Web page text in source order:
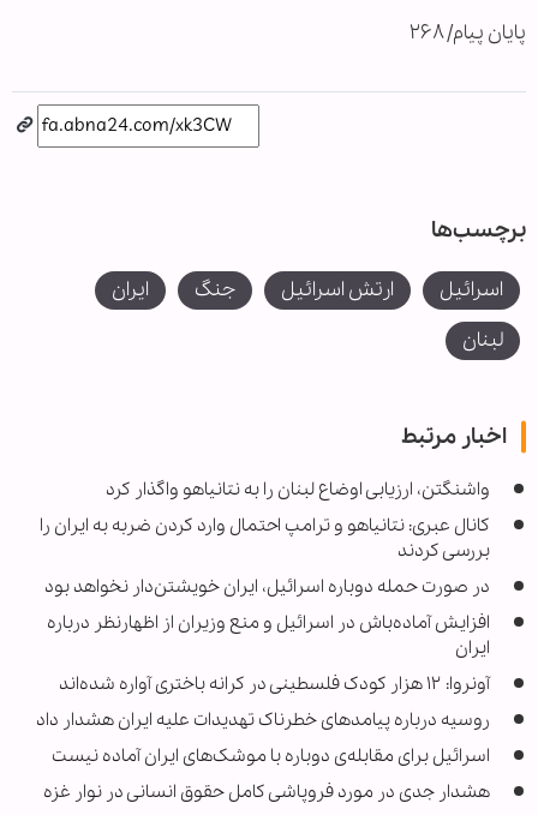
پایان پیام/ ۲۶۸
برچسب‌ها
اسرائیل ارتش اسرائیل جنگ
ایران
لبنان
اخبار مرتبط
واشنگتن، ارزیابی اوضاع لبنان را به نتانیاهو واگذار کرد
کانال عبری: نتانیاهو و ترامپ احتمال وارد کردن ضربه به ایران را
بررسی کردند
در صورت حمله دوباره اسرائیل، ایران خویشتن‌دار نخواهد بود
افزایش آماده‌باش در اسرائیل و منع وزیران از اظهارنظر درباره
ایران
آونروا: ۱۲ هزار کودک فلسطینی در کرانه باختری آواره شده‌اند
روسیه درباره پیامدهای خطرناک تهدیدات علیه ایران هشدار داد
اسرائیل برای مقابله‌ی دوباره با موشک‌های ایران آماده نیست
هشدار جدی در مورد فروپاشی کامل حقوق انسانی در نوار غزه